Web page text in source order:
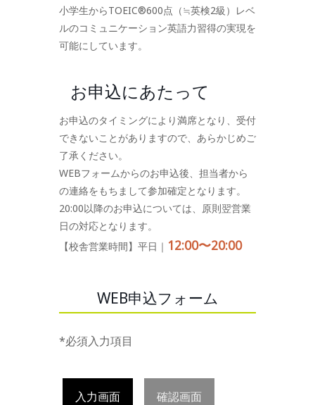
小学生からTOEIC®600点（≒英検2級）レベ
ルのコミュニケーション英語力習得の実現を
可能にしています。
お申込にあたって
お申込のタイミングにより満席となり、受付
できないことがありますので、あらかじめご
了承ください。
WEBフォームからのお申込後、担当者から
の連絡をもちまして参加確定となります。
20:00以降のお申込については、原則翌営業
日の対応となります。
【校舎営業時間】平日｜ 12:00〜20:00
WEB申込フォーム
*必須入力項目
入力画面 確認画面